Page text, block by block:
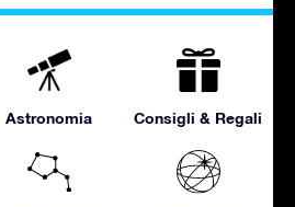
Astronomia Consigli & Regali